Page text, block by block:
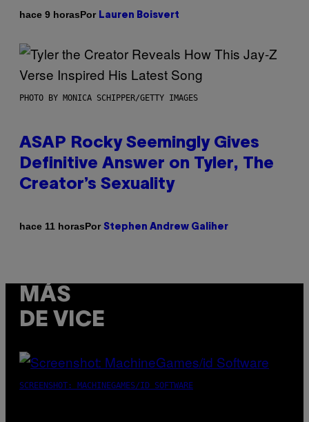
hace 9 horasPor Lauren Boisvert
PHOTO BY MONICA SCHIPPER/GETTY IMAGES
ASAP Rocky Seemingly Gives
Definitive Answer on Tyler, The
Creator’s Sexuality
hace 11 horasPor Stephen Andrew Galiher
MÁS
DE VICE
SCREENSHOT: MACHINEGAMES/ID SOFTWARE